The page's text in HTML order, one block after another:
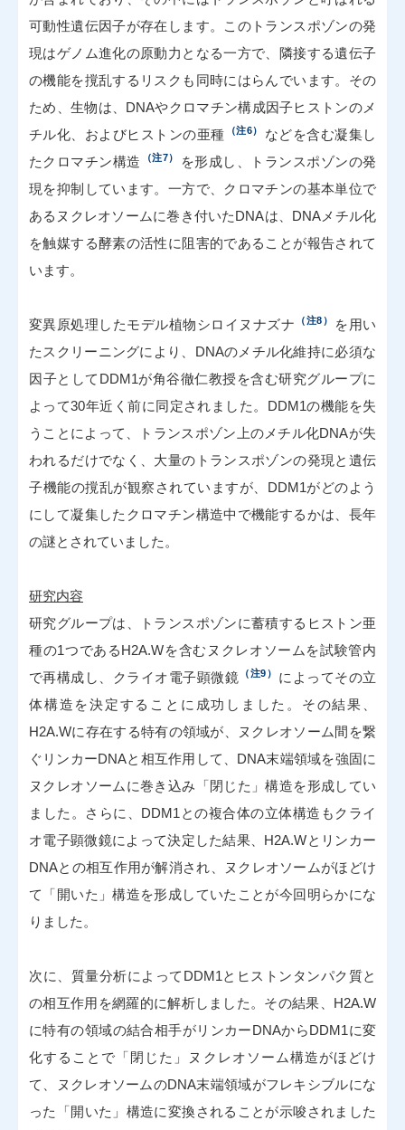
可動性遺伝因子が存在します。このトランスポゾンの発
現はゲノム進化の原動力となる一方で、隣接する遺伝子
の機能を撹乱するリスクも同時にはらんでいます。その
ため、生物は、DNAやクロマチン構成因子ヒストンのメ
チル化、およびヒストンの亜種
（注6）
などを含む凝集し
たクロマチン構造
（注7）
を形成し、トランスポゾンの発
現を抑制しています。一方で、クロマチンの基本単位で
あるヌクレオソームに巻き付いたDNAは、DNAメチル化
を触媒する酵素の活性に阻害的であることが報告されて
います。
変異原処理したモデル植物シロイヌナズナ （注8）
を用い
たスクリーニングにより、DNAのメチル化維持に必須な
因子としてDDM1が角谷徹仁教授を含む研究グループに
よって30年近く前に同定されました。DDM1の機能を失
うことによって、トランスポゾン上のメチル化DNAが失
われるだけでなく、大量のトランスポゾンの発現と遺伝
子機能の撹乱が観察されていますが、DDM1がどのよう
にして凝集したクロマチン構造中で機能するかは、長年
の謎とされていました。
研究内容
研究グループは、トランスポゾンに蓄積するヒストン亜
種の1つであるH2A.Wを含むヌクレオソームを試験管内
で再構成し、クライオ電子顕微鏡
（注9）
によってその立
体構造を決定することに成功しました。その結果、
H2A.Wに存在する特有の領域が、ヌクレオソーム間を繋
ぐリンカーDNAと相互作用して、DNA末端領域を強固に
ヌクレオソームに巻き込み「閉じた」構造を形成してい
ました。さらに、DDM1との複合体の立体構造もクライ
オ電子顕微鏡によって決定した結果、H2A.Wとリンカー
DNAとの相互作用が解消され、ヌクレオソームがほどけ
て「開いた」構造を形成していたことが今回明らかにな
りました。
次に、質量分析によってDDM1とヒストンタンパク質と
の相互作用を網羅的に解析しました。その結果、H2A.W
に特有の領域の結合相手がリンカーDNAからDDM1に変
化することで「閉じた」ヌクレオソーム構造がほどけ
て、ヌクレオソームのDNA末端領域がフレキシブルにな
った「開いた」構造に変換されることが示唆されました